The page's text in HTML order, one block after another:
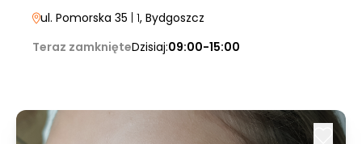
ul. Pomorska 35 | 1, Bydgoszcz
Teraz zamknięteDzisiaj:09:00-15:00